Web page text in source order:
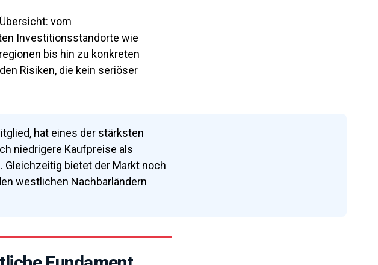
vom
Investitionsstandorte wie
bis hin zu konkreten
Risiken, die kein seriöser
hat eines der stärksten
niedrigere Kaufpreise als
Gleichzeitig bietet der Markt noch
westlichen Nachbarländern